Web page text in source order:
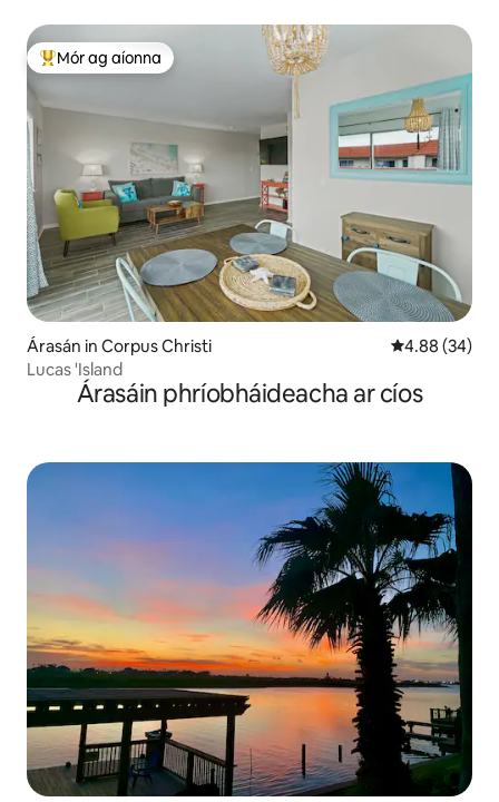
An-mhór ag aíonna
Mór ag aíonna
Árasán in Corpus Christi Meánrátáil
4.88 (34)
Lucas 'Island
Árasáin phríobháideacha ar cíos